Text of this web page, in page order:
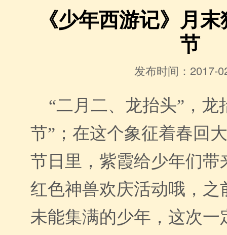
《少年西游记》月
节
发布时间：2017-
“二月二、龙抬头”， 龙
节”；在这个象征着春回
节日里，紫霞给少年们带
红色神兽欢庆活动哦，之
未能集满的少年，这次一